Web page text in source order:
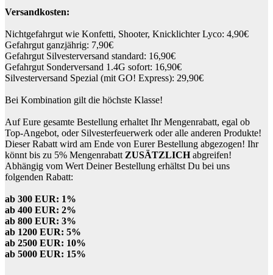
Versandkosten:
Nichtgefahrgut wie Konfetti, Shooter, Knicklichter Lyco: 4,90€
Gefahrgut ganzjährig: 7,90€
Gefahrgut Silvesterversand standard: 16,90€
Gefahrgut Sonderversand 1.4G sofort: 16,90€
Silvesterversand Spezial (mit GO! Express): 29,90€
Bei Kombination gilt die höchste Klasse!
Auf Eure gesamte Bestellung erhaltet Ihr Mengenrabatt, egal ob
Top-Angebot, oder Silvesterfeuerwerk oder alle anderen Produkte!
Dieser Rabatt wird am Ende von Eurer Bestellung abgezogen! Ihr
könnt bis zu 5% Mengenrabatt ZUSÄTZLICHabgreifen!
Abhängig vom Wert Deiner Bestellung erhältst Du bei uns
folgenden Rabatt:
ab 300 EUR: 1%
ab 400 EUR: 2%
ab 800 EUR: 3%
ab 1200 EUR: 5%
ab 2500 EUR: 10%
ab 5000 EUR: 15%